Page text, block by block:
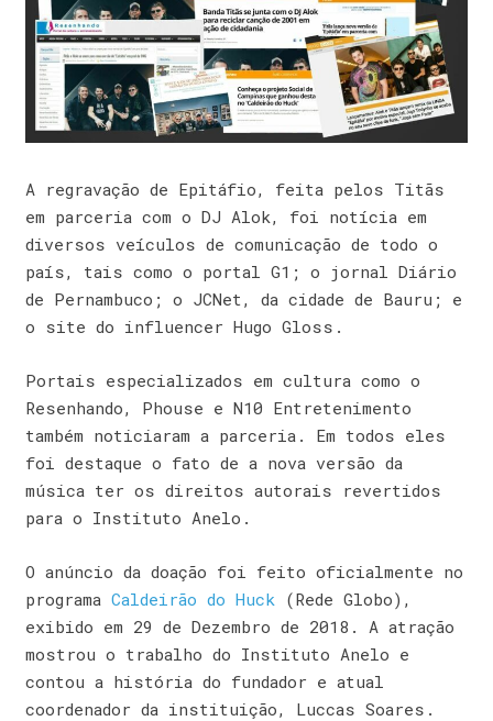
A regravação de Epitáfio, feita pelos Titãs
em parceria com o DJ Alok, foi notícia em
diversos veículos de comunicação de todo o
país, tais como o portal G1; o jornal Diário
de Pernambuco; o JCNet, da cidade de Bauru; e
o site do influencer Hugo Gloss.
Portais especializados em cultura como o
Resenhando, Phouse e N10 Entretenimento
também noticiaram a parceria. Em todos eles
foi destaque o fato de a nova versão da
música ter os direitos autorais revertidos
para o Instituto Anelo.
O anúncio da doação foi feito oficialmente no
programaCaldeirão do Huck (Rede Globo),
exibido em 29 de Dezembro de 2018. A atração
mostrou o trabalho do Instituto Anelo e
contou a história do fundador e atual
coordenador da instituição, Luccas Soares.